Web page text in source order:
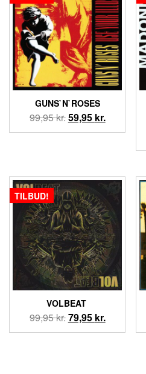
GUNS`N`ROSES
99,95kr.Den
oprindelige
59,95 kr.Den
aktuelle
TILBUD!
VOLBEAT ‎
99,95kr.Den
oprindelige
79,95 kr.Den
aktuelle